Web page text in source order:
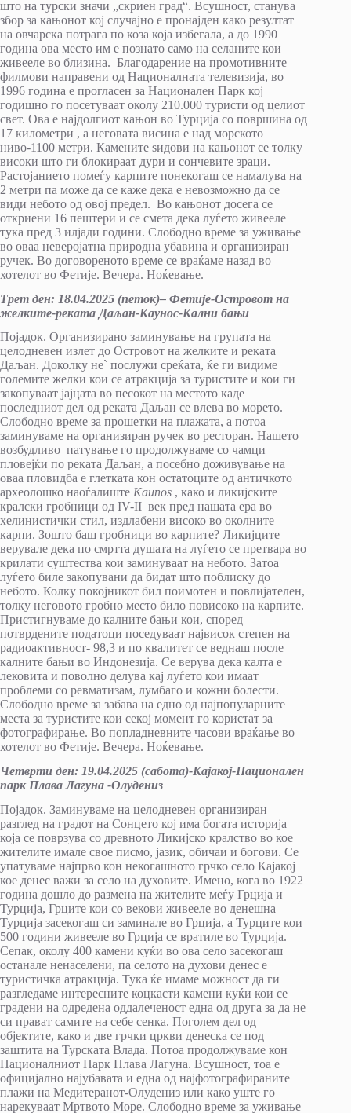
што на турски значи „скриен град“. Всушност, станува
збор за кањонот кој случајно е пронајден како резултат
на овчарска потрага по коза која избегала, а до 1990
година ова место им е познато само на селаните кои
живееле во близина. Благодарение на промотивните
филмови направени од Националната телевизија, во
1996 година е прогласен за Национален Парк кој
годишно го посетуваат околу 210.000 туристи од целиот
свет. Ова е најдолгиот кањон во Турција со површина од
17 километри , а неговата висина е над морското
ниво-1100 метри. Камените ѕидови на кањонот се толку
високи што ги блокираат дури и сончевите зраци.
Растојанието помеѓу карпите понекогаш се намалува на
2 метри па може да се каже дека е невозможно да се
види небото од овој предел. Во кањонот досега се
откриени 16 пештери и се смета дека луѓето живееле
тука пред 3 илјади години. Слободно време за уживање
во оваа неверојатна природна убавина и организиран
ручек. Во договореното време се враќаме назад во
хотелот во Фетије. Вечера. Ноќевање.
Трет ден: 18.04.2025 (петок)– Фетије-Островот на
желките-реката Даљан-Каунос-Кални бањи
Појадок. Организирано заминување на групата на
целодневен излет до Островот на желките и реката
Даљан. Доколку не` послужи среќата, ќе ги видиме
големите желки кои се атракција за туристите и кои ги
закопуваат јајцата во песокот на местото каде
последниот дел од реката Даљан се влева во морето.
Слободно време за прошетки на плажата, а потоа
заминуваме на организиран ручек во ресторан. Нашето
возбудливо патување го продолжуваме со чамци
пловејќи по реката Даљан, а посебно доживување на
оваа пловидба е глетката кон остатоците од античкото
археолошко наоѓалиште Kaunos , како и ликијските
кралски гробници од IV-II век пред нашата ера во
хелинистички стил, издлабени високо во околните
карпи. Зошто баш гробници во карпите? Ликијците
верувале дека по смртта душата на луѓето се претвара во
крилати суштества кои заминуваат на небото. Затоа
луѓето биле закопувани да бидат што поблиску до
небото. Колку покојникот бил поимотен и повлијателен,
толку неговото гробно место било повисоко на карпите.
Пристигнуваме до калните бањи кои, според
потврдените податоци поседуваат највисок степен на
радиоактивност- 98,3 и по квалитет се веднаш после
калните бањи во Индонезија. Се верува дека калта е
лековита и поволно делува кај луѓето кои имаат
проблеми со ревматизам, лумбаго и кожни болести.
Слободно време за забава на едно од најпопуларните
места за туристите кои секој момент го користат за
фотографирање. Во попладневните часови враќање во
хотелот во Фетије. Вечера. Ноќевање.
Четврти ден: 19.04.2025 (сабота)-Кајакој-Национален
парк Плава Лагуна -Олудениз
Појадок. Заминуваме на целодневен организиран
разглед на градот на Сонцето кој има богата историја
која се поврзува со древното Ликијско кралство во кое
жителите имале свое писмо, јазик, обичаи и богови. Се
упатуваме најпрво кон некогашното грчко село Кајакој
кое денес важи за село на духовите. Имено, кога во 1922
година дошло до размена на жителите меѓу Грција и
Турција, Грците кои со векови живееле во денешна
Турција засекогаш си заминале во Грција, а Турците кои
500 години живееле во Грција се вратиле во Турција.
Сепак, околу 400 камени куќи во ова село засекогаш
останале ненаселени, па селото на духови денес е
туристичка атракција. Тука ќе имаме можност да ги
разгледаме интересните коцкасти камени куќи кои се
градени на одредена оддалеченост една од друга за да не
си прават самите на себе сенка. Поголем дел од
објектите, како и две грчки цркви денеска се под
заштита на Турската Влада. Потоа продолжуваме кон
Националниот Парк Плава Лагуна. Всушност, тоа е
официјално најубавата и една од најфотографираните
плажи на Медитеранот-Олудениз или како уште го
нарекуваат Мртвото Море. Слободно време за уживање